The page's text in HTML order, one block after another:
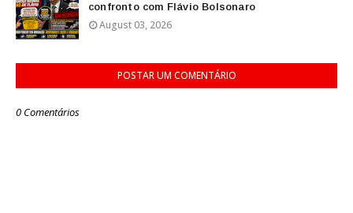
confronto com Flávio Bolsonaro
August 03, 2026
POSTAR UM COMENTÁRIO
0 Comentários